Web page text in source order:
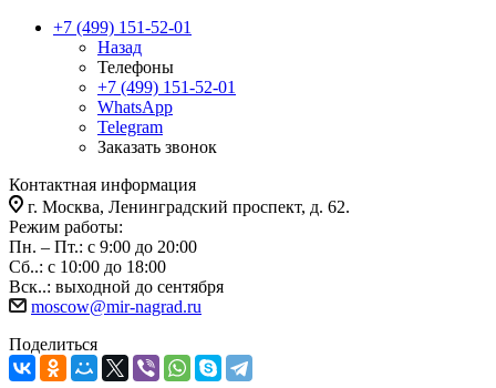
+7 (499) 151-52-01
Назад
Телефоны
+7 (499) 151-52-01
WhatsApp
Telegram
Заказать звонок
Контактная информация
г. Москва, Ленинградский проспект, д. 62.
Режим работы:
Пн. – Пт.: с 9:00 до 20:00
Сб..: с 10:00 до 18:00
Вск..: выходной до сентября
moscow@mir-nagrad.ru
Поделиться